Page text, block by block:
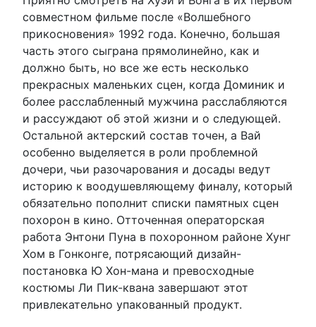
совместном фильме после «Волшебного
прикосновения» 1992 года. Конечно, большая
часть этого сыграна прямолинейно, как и
должно быть, но все же есть несколько
прекрасных маленьких сцен, когда Доминик и
более расслабленный мужчина расслабляются
и рассуждают об этой жизни и о следующей.
Остальной актерский состав точен, а Вай
особенно выделяется в роли проблемной
дочери, чьи разочарования и досады ведут
историю к воодушевляющему финалу, который
обязательно пополнит списки памятных сцен
похорон в кино. Отточенная операторская
работа Энтони Пуна в похоронном районе Хунг
Хом в Гонконге, потрясающий дизайн-
постановка Ю Хон-мана и превосходные
костюмы Ли Пик-квана завершают этот
привлекательно упакованный продукт.